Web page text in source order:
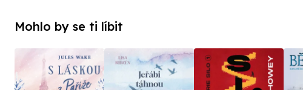
Mohlo by se ti líbit